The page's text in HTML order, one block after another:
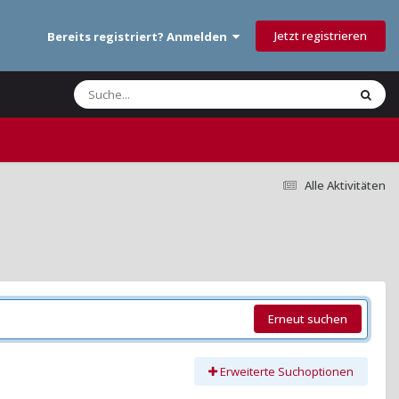
Bereits registriert? Anmelden Jetzt registrieren
Alle Aktivitäten
Erneut suchen
Erweiterte Suchoptionen